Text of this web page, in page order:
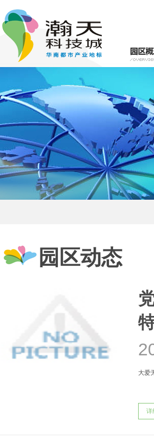
瀚天简介
名字来源
理念与宗旨
服务团队
整体
产业
物业介绍
园区动态
大爱
详